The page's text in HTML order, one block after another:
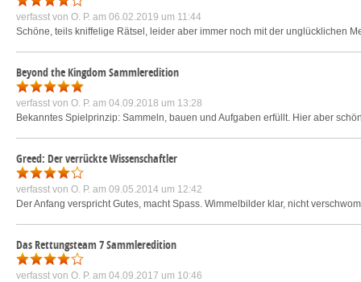
verfasst von O. P. am 06.02.2019 um 11:44
Schöne, teils kniffelige Rätsel, leider aber immer noch mit der unglücklichen
Beyond the Kingdom Sammleredition
verfasst von O. P. am 04.09.2018 um 13:28
Bekanntes Spielprinzip: Sammeln, bauen und Aufgaben erfüllt. Hier aber
Greed: Der verrückte Wissenschaftler
verfasst von O. P. am 09.05.2014 um 12:42
Der Anfang verspricht Gutes, macht Spass. Wimmelbilder klar, nicht
Das Rettungsteam 7 Sammleredition
verfasst von O. P. am 04.09.2017 um 10:46